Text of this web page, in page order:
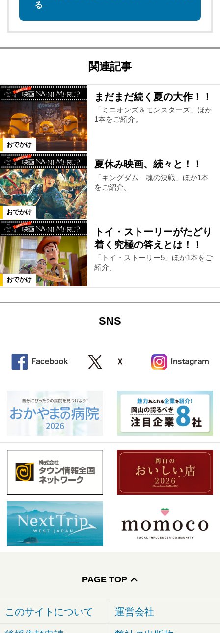
る
関連記事
おでかけ
まだまだ続く夏の大作！！
「ミニオンズ＆モンスターズ」ほか
1本をご紹介。
おでかけ
夏休み映画、続々と！！
「キングダム 魂の決戦」ほか1本
をご紹介。
おでかけ
トイ・ストーリーがたどり
着く究極の答えとは！！
「トイ・ストーリー5」ほか1本をご
紹介。
SNS
PAGE TOP
このサイトについて 運営会社